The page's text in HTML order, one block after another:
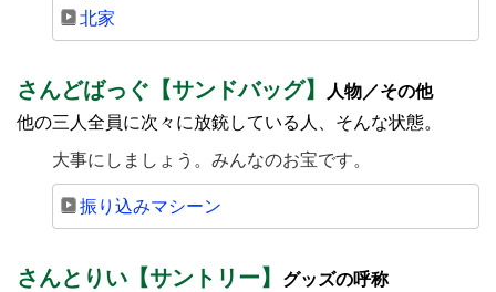
北家
さんどばっぐ【サンドバッグ】 人物／その他
他の三人全員に次々に放銃している人、そんな状態。
大事にしましょう。みんなのお宝です。
振り込みマシーン
さんとりい【サントリー】 グッズの呼称